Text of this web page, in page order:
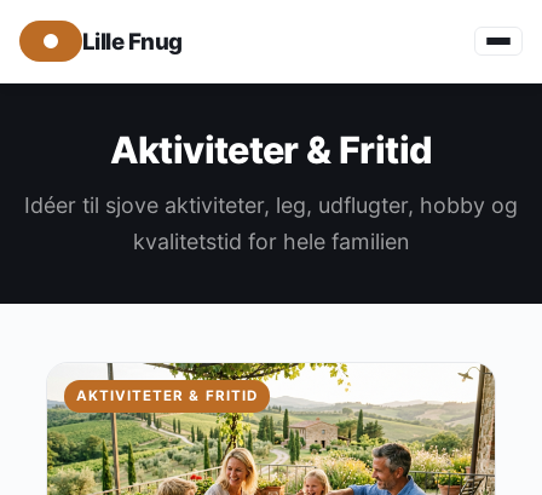
Lille Fnug
Aktiviteter & Fritid
Idéer til sjove aktiviteter, leg, udflugter, hobby og
kvalitetstid for hele familien
AKTIVITETER & FRITID